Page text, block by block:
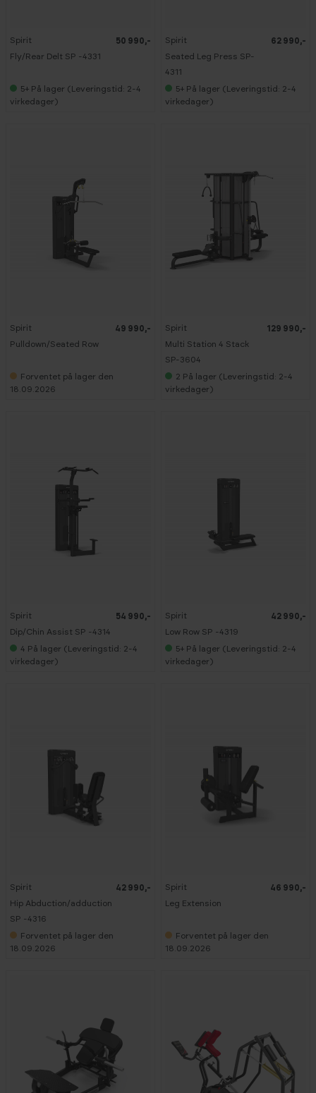
Spirit
Fly/Rear Delt SP -4331
50 990,-
5+ På lager (Leveringstid: 2-4
virkedager)
Spirit
Seated Leg Press SP-
4311
62 990,-
5+ På lager (Leveringstid: 2-4
virkedager)
Spirit
Pulldown/Seated Row
49 990,-
Forventet på lager den
18.09.2026
Spirit
Multi Station 4 Stack
SP-3604
129 990,-
2 På lager (Leveringstid: 2-4
virkedager)
Spirit
Dip/Chin Assist SP -4314
54 990,-
4 På lager (Leveringstid: 2-4
virkedager)
Spirit
Low Row SP -4319
42 990,-
5+ På lager (Leveringstid: 2-4
virkedager)
Spirit
Hip Abduction/adduction
SP -4316
42 990,-
Forventet på lager den
18.09.2026
Spirit
Leg Extension
46 990,-
Forventet på lager den
18.09.2026